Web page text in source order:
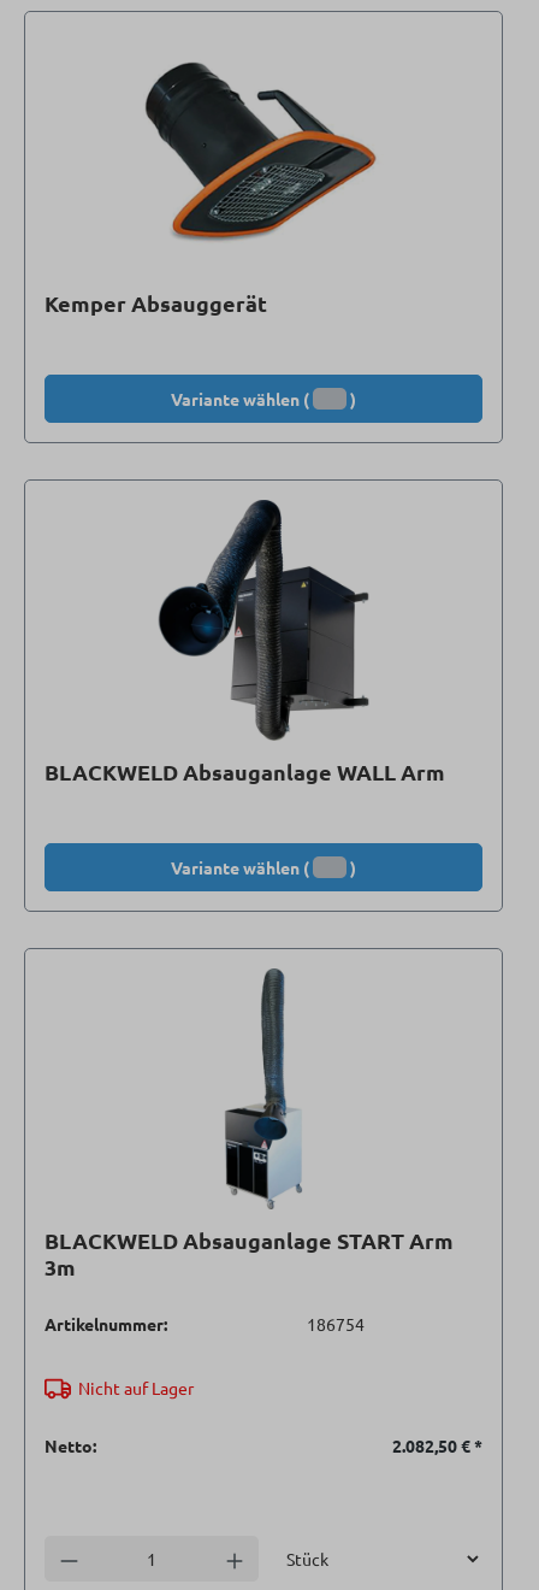
Kemper Absauggerät
Variante wählen ( )
BLACKWELD Absauganlage WALL Arm
Variante wählen ( )
BLACKWELD Absauganlage START Arm
3m
Artikelnummer: 186754
Nicht auf Lager
Netto: 2.082,50 €*
Anzahl verringern Anzahl erhöhen